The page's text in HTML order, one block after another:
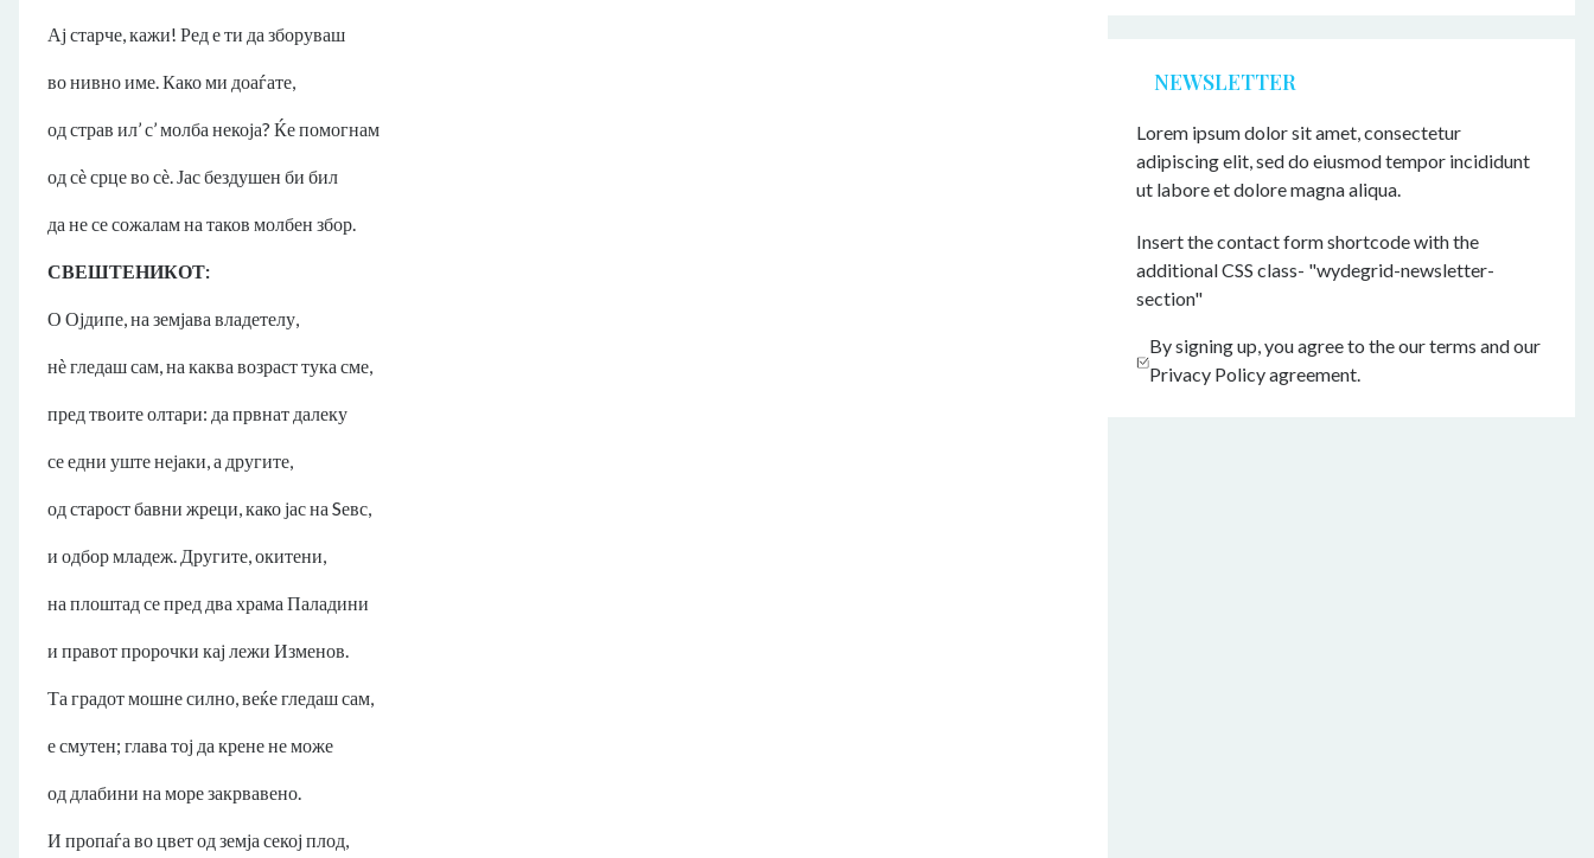
Ај старче, кажи! Ред е ти да зборуваш
во нивно име. Како ми доаѓате,
од страв ил’ с’ молба некоја? Ќе помогнам
од сѐ срце во сѐ. Јас бездушен би бил
да не се сожалам на таков молбен збор.
СВЕШТЕНИКОТ:
О Ојдипе, на земјава владетелу,
нѐ гледаш сам, на каква возраст тука сме,
пред твоите олтари: да првнат далеку
се едни уште нејаки, а другите,
од старост бавни жреци, како јас на Sевс,
и одбор младеж. Другите, окитени,
на плоштад се пред два храма Паладини
и правот пророчки кај лежи Изменов.
Та градот мошне силно, веќе гледаш сам,
е смутен; глава тој да крене не може
од длабини на море закрвавено.
И пропаѓа во цвет од земја секој плод,
NEWSLETTER
Lorem ipsum dolor sit amet, consectetur
adipiscing elit, sed do eiusmod tempor incididunt
ut labore et dolore magna aliqua.
Insert the contact form shortcode with the
additional CSS class- "wydegrid-newsletter-
section"
By signing up, you agree to the our terms and our
Privacy Policy agreement.